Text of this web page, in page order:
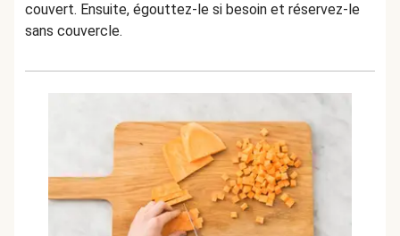
couvert. Ensuite, égouttez-le si besoin et réservez-le
sans couvercle.